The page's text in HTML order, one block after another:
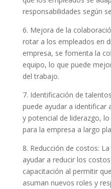
responsabilidades según
6. Mejora de la
rotar a los empleados en
empresa, se fomenta la
equipo, lo que puede
del trabajo.
7. Identificación de
puede ayudar a identificar
y potencial de liderazgo,
para la empresa a largo
8. Reducción de costos:
ayudar a reducir los
capacitación al permitir
asuman nuevos roles y